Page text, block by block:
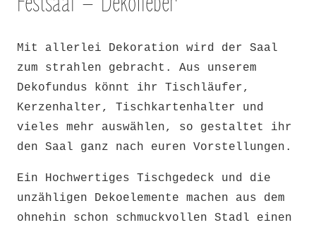
Mit allerlei Dekoration wird der Saal
zum strahlen gebracht. Aus unserem
Dekofundus könnt ihr Tischläufer,
Kerzenhalter, Tischkartenhalter und
vieles mehr auswählen, so gestaltet ihr
den Saal ganz nach euren Vorstellungen.
Ein Hochwertiges Tischgedeck und die
unzähligen Dekoelemente machen aus dem
ohnehin schon schmuckvollen Stadl einen